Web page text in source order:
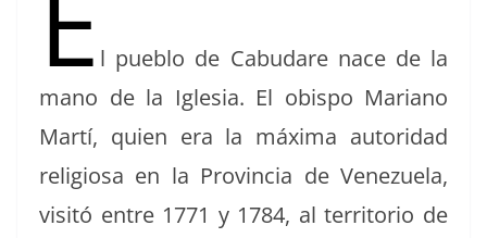
k
l pueblo de Cabu­dare nace de la
mano de la Igle­sia. El obis­po Mar­i­ano
Martí, quien era la máx­i­ma autori­dad
reli­giosa en la Provin­cia de Venezuela,
vis­itó entre 1771 y 1784, al ter­ri­to­rio de